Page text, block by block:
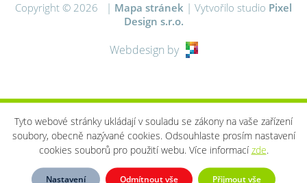
Copyright © 2026 | Mapa stránek | Vytvořilo studio Pixel
Design s.r.o.
Webdesign by
Tyto webové stránky ukládají v souladu se zákony na vaše zařízení
soubory, obecně nazývané cookies. Odsouhlaste prosím nastavení
cookies souborů pro použití webu. Více informacízde.
Nastavení Odmítnout vše Přijmout vše